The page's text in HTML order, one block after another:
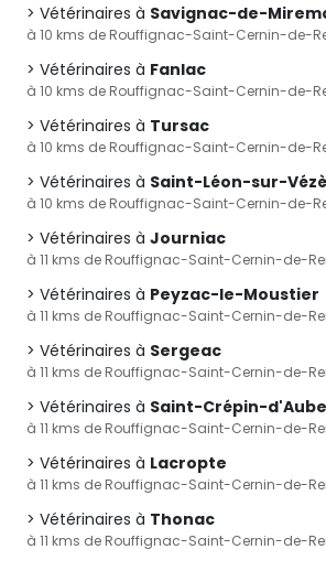
Vétérinaires à Savignac-de-
à 10 kms de Rouffignac-Saint-Cernin-de-
Vétérinaires à Fanlac
à 10 kms de Rouffignac-Saint-Cernin-de-
Vétérinaires à Tursac
à 10 kms de Rouffignac-Saint-Cernin-de-
Vétérinaires à Saint-Léon-sur-
à 10 kms de Rouffignac-Saint-Cernin-de-
Vétérinaires à Journiac
à 11 kms de Rouffignac-Saint-Cernin-de-
Vétérinaires à Peyzac-le-Moustier
à 11 kms de Rouffignac-Saint-Cernin-de-
Vétérinaires à Sergeac
à 11 kms de Rouffignac-Saint-Cernin-de-
Vétérinaires à Saint-Crépin-
à 11 kms de Rouffignac-Saint-Cernin-de-
Vétérinaires à Lacropte
à 11 kms de Rouffignac-Saint-Cernin-de-
Vétérinaires à Thonac
à 11 kms de Rouffignac-Saint-Cernin-de-